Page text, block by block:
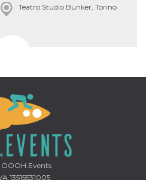
Teatro Studio Bunker, Torino
13515531005